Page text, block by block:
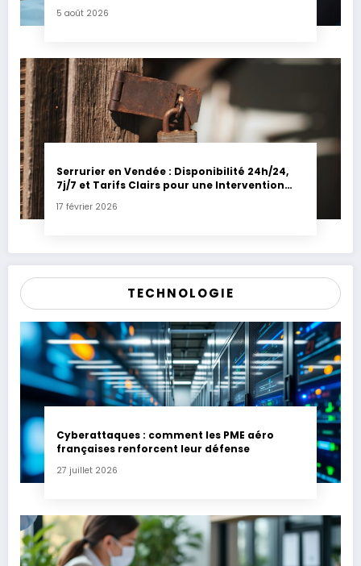
5 août 2026
Serrurier en Vendée : Disponibilité 24h/24,
7j/7 et Tarifs Clairs pour une Intervention
17 février 2026
TECHNOLOGIE
Cyberattaques : comment les PME aéro
françaises renforcent leur défense
27 juillet 2026